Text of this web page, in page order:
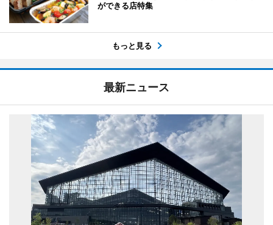
ができる店特集
もっと見る
最新ニュース